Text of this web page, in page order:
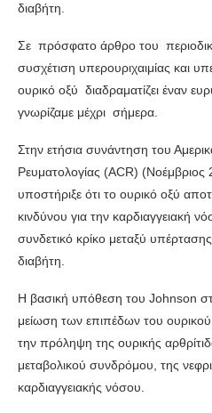
διαβήτη.
Σε πρόσφατο άρθρο του
συσχέτιση υπερουριχαιμίας και
ουρικό οξύ διαδραματίζει έναν
γνωρίζαμε μέχρι σήμερα.
Στην ετήσια συνάντηση του
Ρευματολογίας (ACR)
υποστήριξε ότι το ουρικό οξύ
κινδύνου για την καρδιαγγειακή
συνδετικό κρίκο μεταξύ
διαβήτη.
Η βασική υπόθεση του Johnson
μείωση των επιπέδων του
την πρόληψη της ουρικής
μεταβολικού συνδρόμου, της
καρδιαγγειακής νόσου.